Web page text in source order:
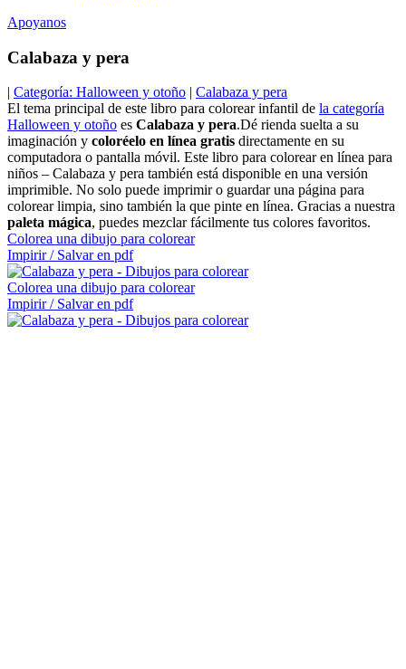
Apoyanos
Calabaza y pera
| Categoría: Halloween y otoño | Calabaza y pera
El tema principal de este libro para colorear infantil de la categoría
Halloween y otoño es Calabaza y pera.Dé rienda suelta a su
imaginación y coloréelo en línea gratis directamente en su
computadora o pantalla móvil. Este libro para colorear en línea para
niños – Calabaza y pera también está disponible en una versión
imprimible. No solo puede imprimir o guardar una página para
colorear limpia, sino también la que pinte en línea. Gracias a nuestra
paleta mágica, puedes mezclar fácilmente tus colores favoritos.
Colorea una dibujo para colorear
Impirir / Salvar en pdf
Colorea una dibujo para colorear
Impirir / Salvar en pdf